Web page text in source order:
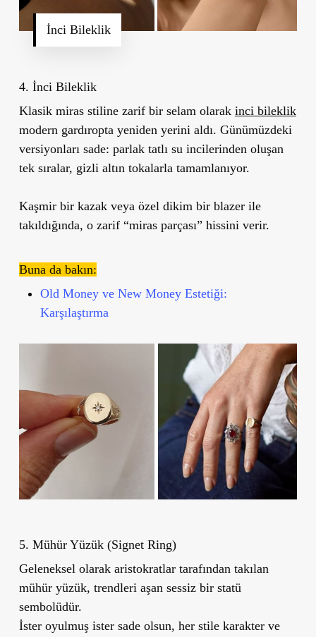
İnci Bileklik
4. İnci Bileklik
Klasik miras stiline zarif bir selam olarak inci bileklik
modern gardıropta yeniden yerini aldı. Günümüzdeki
versiyonları sade: parlak tatlı su incilerinden oluşan
tek sıralar, gizli altın tokalarla tamamlanıyor.
Kaşmir bir kazak veya özel dikim bir blazer ile
takıldığında, o zarif “miras parçası” hissini verir.
Buna da bakın:
Old Money ve New Money Estetiği:
Karşılaştırma
5. Mühür Yüzük (Signet Ring)
Geleneksel olarak aristokratlar tarafından takılan
mühür yüzük, trendleri aşan sessiz bir statü
sembolüdür.
İster oyulmuş ister sade olsun, her stile karakter ve